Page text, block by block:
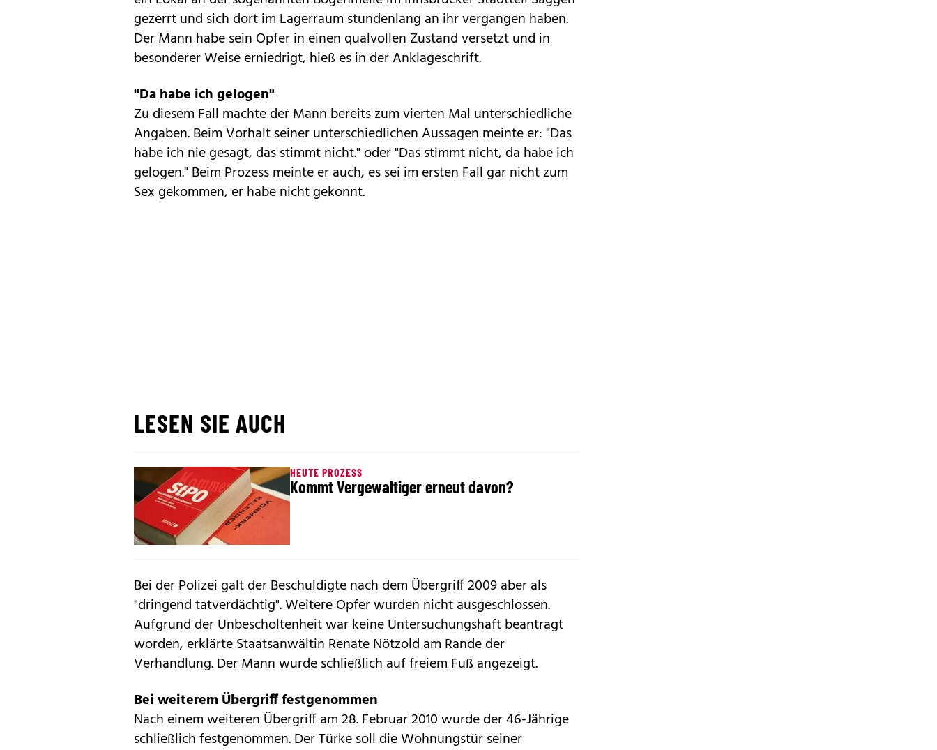
gezerrt und sich dort im Lagerraum stundenlang an ihr vergangen haben.
Der Mann habe sein Opfer in einen qualvollen Zustand versetzt und in
besonderer Weise erniedrigt, hieß es in der Anklageschrift.
"Da habe ich gelogen"
Zu diesem Fall machte der Mann bereits zum vierten Mal unterschiedliche
Angaben. Beim Vorhalt seiner unterschiedlichen Aussagen meinte er: "Das
habe ich nie gesagt, das stimmt nicht." oder "Das stimmt nicht, da habe ich
gelogen." Beim Prozess meinte er auch, es sei im ersten Fall gar nicht zum
Sex gekommen, er habe nicht gekonnt.
LESEN SIE AUCH
HEUTE PROZESS
Kommt Vergewaltiger erneut davon?
Bei der Polizei galt der Beschuldigte nach dem Übergriff 2009 aber als
"dringend tatverdächtig". Weitere Opfer wurden nicht ausgeschlossen.
Aufgrund der Unbescholtenheit war keine Untersuchungshaft beantragt
worden, erklärte Staatsanwältin Renate Nötzold am Rande der
Verhandlung. Der Mann wurde schließlich auf freiem Fuß angezeigt.
Bei weiterem Übergriff festgenommen
Nach einem weiteren Übergriff am 28. Februar 2010 wurde der 46-Jährige
schließlich festgenommen. Der Türke soll die Wohnungstür seiner